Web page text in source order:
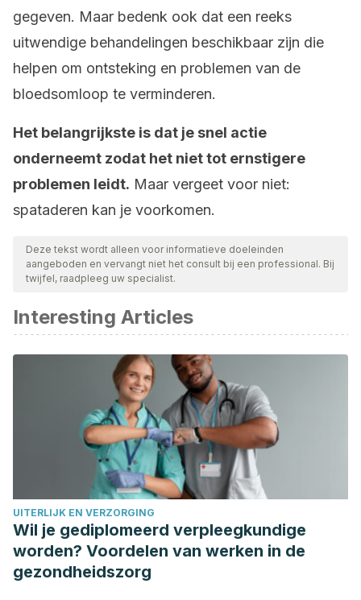
gegeven. Maar bedenk ook dat een reeks
uitwendige behandelingen beschikbaar zijn die
helpen om ontsteking en problemen van de
bloedsomloop te verminderen.
Het belangrijkste is dat je snel actie
onderneemt zodat het niet tot ernstigere
problemen leidt. Maar vergeet voor niet:
spataderen kan je voorkomen.
Deze tekst wordt alleen voor informatieve doeleinden
aangeboden en vervangt niet het consult bij een professional. Bij
twijfel, raadpleeg uw specialist.
Interesting Articles
UITERLIJK EN VERZORGING
Wil je gediplomeerd verpleegkundige
worden? Voordelen van werken in de
gezondheidszorg